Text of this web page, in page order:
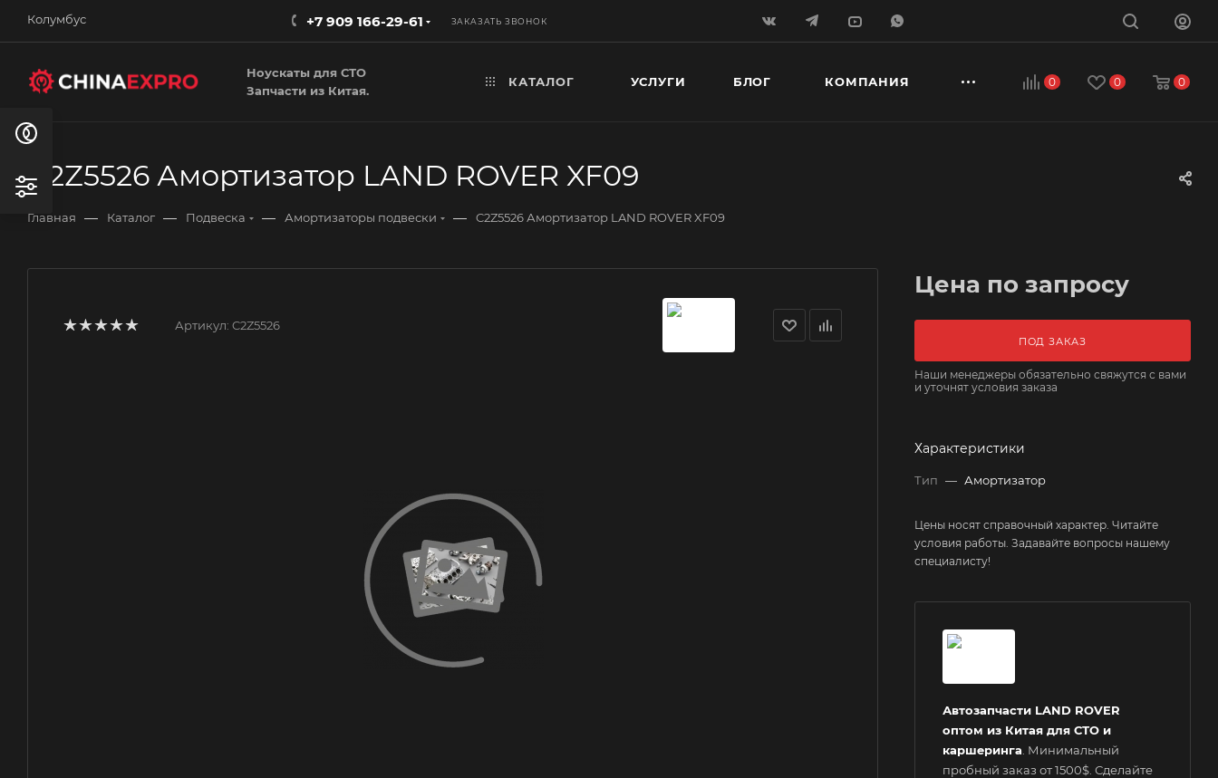
Колумбус +7 909 166-29-61 ЗАКАЗАТЬ ЗВОНОК
0 0 0
Ноускаты для СТО
Запчасти из Китая.
КАТАЛОГ УСЛУГИ БЛОГ КОМПАНИЯ
C2Z5526 Амортизатор LAND ROVER XF09
Главная — Каталог — Подвеска — Амортизаторы подвески — C2Z5526 Амортизатор LAND ROVER XF09
Артикул: C2Z5526
Цена по запросу
ПОД ЗАКАЗ
Наши менеджеры обязательно свяжутся с вами
и уточнят условия заказа
Характеристики
Тип — Амортизатор
Цены носят справочный характер. Читайте
условия работы. Задавайте вопросы нашему
специалисту!
Автозапчасти LAND ROVER
оптом из Китая для СТО и
каршеринга . Минимальный
пробный заказ от 1500$. Сделайте